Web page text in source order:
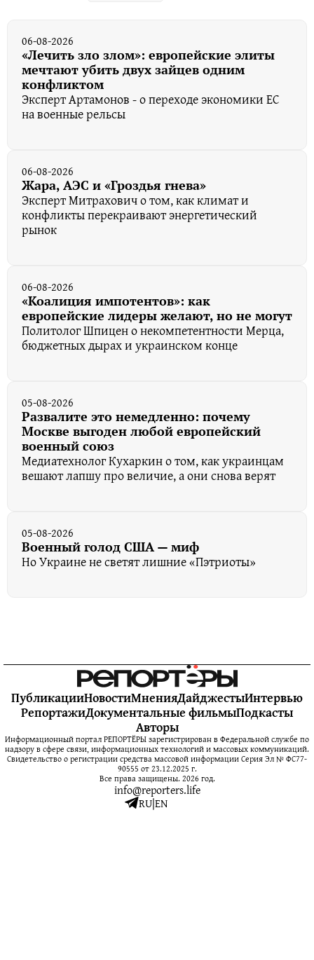
06-08-2026
«Лечить зло злом»: европейские элиты
мечтают убить двух зайцев одним
конфликтом
Эксперт Артамонов - о переходе экономики ЕС
на военные рельсы
06-08-2026
Жара, АЭС и «Гроздья гнева»
Эксперт Митрахович о том, как климат и
конфликты перекраивают энергетический
рынок
06-08-2026
«Коалиция импотентов»: как
европейские лидеры желают, но не могут
Политолог Шпицен о некомпетентности Мерца,
бюджетных дырах и украинском конце
05-08-2026
Развалите это немедленно: почему
Москве выгоден любой европейский
военный союз
Медиатехнолог Кухаркин о том, как украинцам
вешают лапшу про величие, а они снова верят
05-08-2026
Военный голод США — миф
Но Украине не светят лишние «Пэтриоты»
ПубликацииНовостиМненияДайджестыИнтервью
РепортажиДокументальные фильмыПодкасты
Авторы
Информационный портал РЕПОРТЁРЫ зарегистрирован в Федеральной службе по
надзору в сфере связи, информационных технологий и массовых коммуникаций.
Свидетельство о регистрации средства массовой информации Серия Эл № ФС77-
90555 от 23.12.2025 г.
Все права защищены. 2026 год.
info@reporters.life
RU|EN